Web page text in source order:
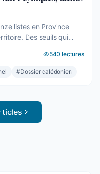
listes en Province
Des seuils qui
des électeurs. Tout
ici, semaine après
540 lectures
#Dossier calédonien